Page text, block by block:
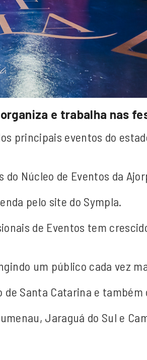
e trabalha nas
principais eventos do
Núcleo de Eventos da
pelo site do Sympla.
de Eventos tem
um público cada vez
Santa Catarina e também
Jaraguá do Sul e